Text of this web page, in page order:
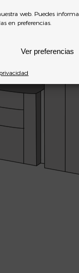
web. Puedes
en preferencias.
Ver preferencias